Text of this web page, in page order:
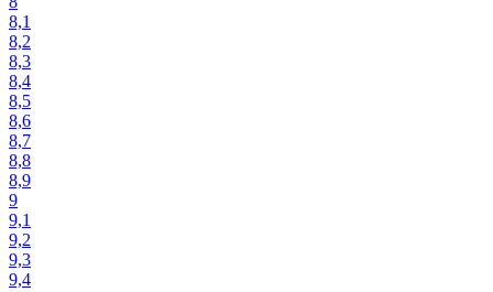
8,1
8,2
8,3
8,4
8,5
8,6
8,7
8,8
8,9
9
9,1
9,2
9,3
9,4